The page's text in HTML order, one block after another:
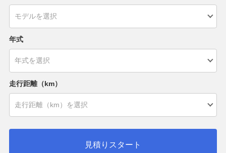
年式
走行距離（km）
見積りスタート